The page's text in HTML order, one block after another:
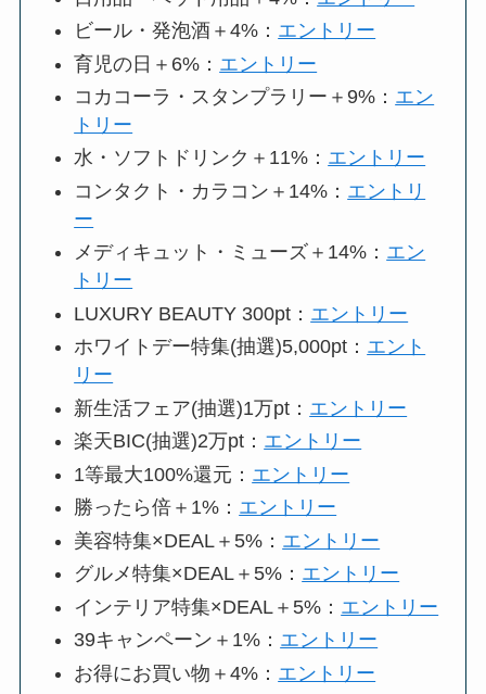
ビール・発泡酒＋4%： エントリー
育児の日＋6%： エントリー
コカコーラ・スタンプラリー＋9%： エン
トリー
水・ソフトドリンク＋11%： エントリー
コンタクト・カラコン＋14%： エントリ
ー
メディキュット・ミューズ＋14%： エン
トリー
LUXURY BEAUTY 300pt： エントリー
ホワイトデー特集(抽選)5,000pt： エント
リー
新生活フェア(抽選)1万pt： エントリー
楽天BIC(抽選)2万pt： エントリー
1等最大100%還元： エントリー
勝ったら倍＋1%： エントリー
美容特集×DEAL＋5%： エントリー
グルメ特集×DEAL＋5%： エントリー
インテリア特集×DEAL＋5%： エントリー
39キャンペーン＋1%： エントリー
お得にお買い物＋4%： エントリー